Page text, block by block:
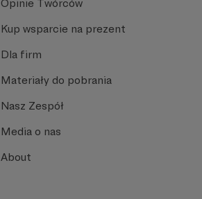
Opinie Twórców
Kup wsparcie na prezent
Dla firm
Materiały do pobrania
Nasz Zespół
Media o nas
About